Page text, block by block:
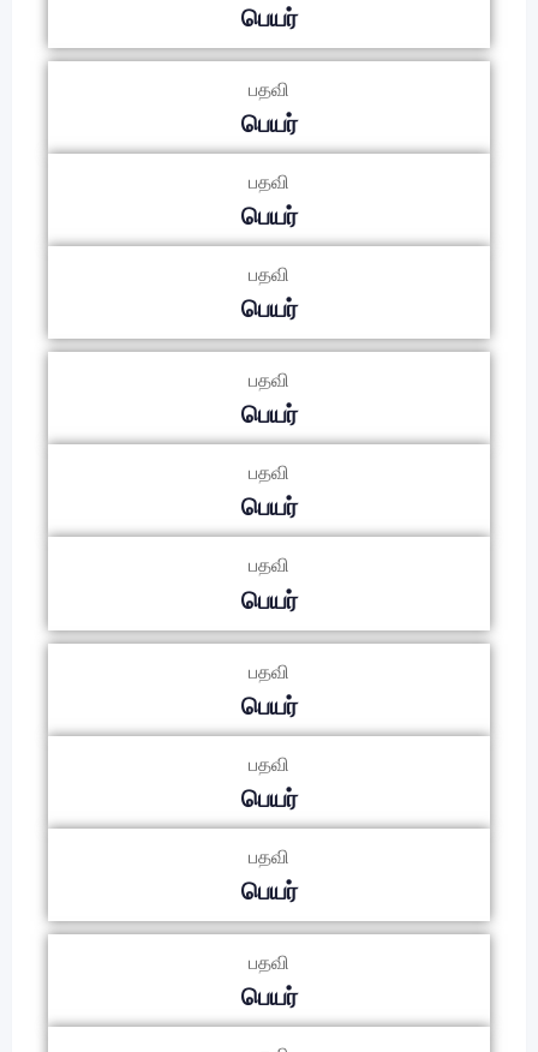
பெயர்
பதவி
பெயர்
பதவி
பெயர்
பதவி
பெயர்
பதவி
பெயர்
பதவி
பெயர்
பதவி
பெயர்
பதவி
பெயர்
பதவி
பெயர்
பதவி
பெயர்
பதவி
பெயர்